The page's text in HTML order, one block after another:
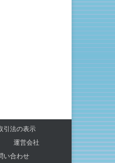
引法の表示
運営会社
い合わせ